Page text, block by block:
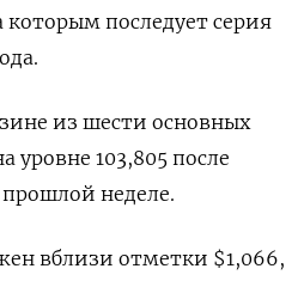
которым последует серия
из шести основных
уровне 103,805​ после
неделе.
вблизи отметки $1,066​,